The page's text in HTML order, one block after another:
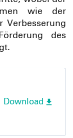
wie der
Verbesserung
des
Download